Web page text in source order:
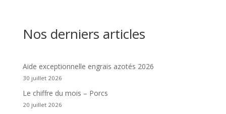
Nos derniers articles
Aide exceptionnelle engrais azotés 2026
30 juillet 2026
Le chiffre du mois – Porcs
20 juillet 2026